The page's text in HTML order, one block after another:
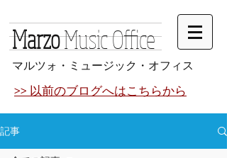
MarzoMusic Office
マルツォ・ミュージック・オフィス
>> 以前のブログへはこちらから
記事